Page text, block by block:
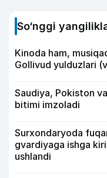
So‘nggi
Kinoda ham,
Gollivud yulduzlari
Saudiya, Pokiston
bitimi imzoladi
Surxondaryoda
gvardiyaga ishga
ushlandi